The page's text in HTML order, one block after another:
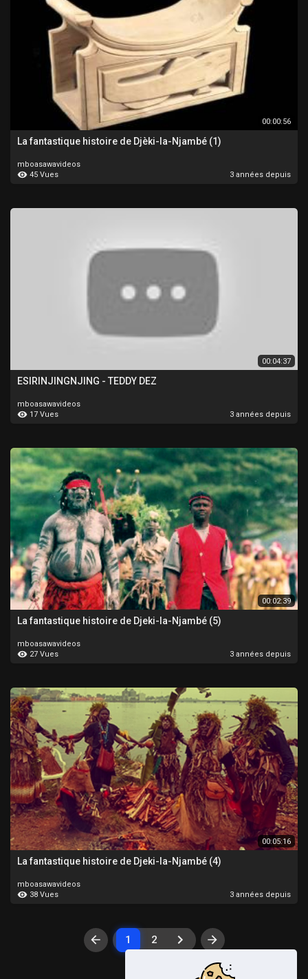
00:00:56
La fantastique histoire de Djèki-la-Njambé (1)
mboasawavideos
45 Vues
3 années depuis
00:04:37
ESIRINJINGNJING - TEDDY DEZ
mboasawavideos
17 Vues
3 années depuis
00:02:39
La fantastique histoire de Djeki-la-Njambé (5)
mboasawavideos
27 Vues
3 années depuis
00:05:16
La fantastique histoire de Djeki-la-Njambé (4)
mboasawavideos
38 Vues
3 années depuis
1 2